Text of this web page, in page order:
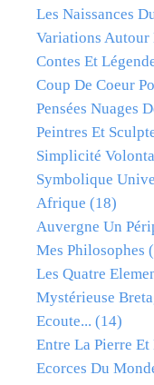
Les Naissances
Variations Autour
Contes Et
Coup De Coeur
Pensées Nuages
Peintres Et
Simplicité
Symbolique
Afrique (18)
Auvergne Un
Mes Philosophes
Les Quatre
Mystérieuse
Ecoute... (14)
Entre La Pierre
Ecorces Du